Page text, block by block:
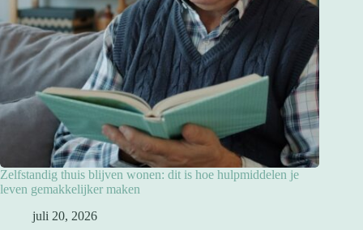
Zelfstandig thuis blijven wonen: dit is hoe hulpmiddelen je
leven gemakkelijker maken
juli 20, 2026